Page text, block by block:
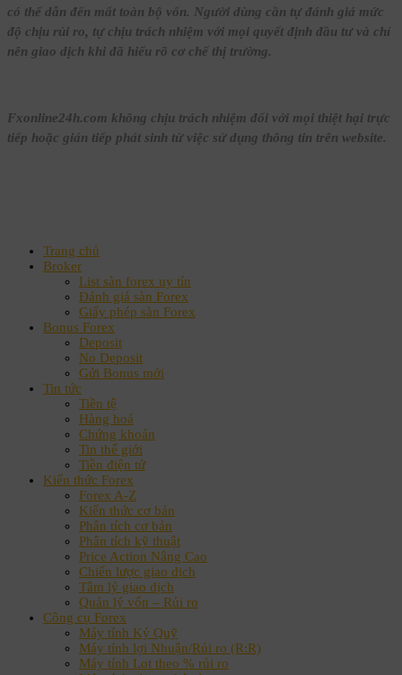
có thể dẫn đến mất toàn bộ vốn. Người dùng cần tự đánh giá mức
độ chịu rủi ro, tự chịu trách nhiệm với mọi quyết định đầu tư và chỉ
nên giao dịch khi đã hiểu rõ cơ chế thị trường.
Fxonline24h.com không chịu trách nhiệm đối với mọi thiệt hại trực
tiếp hoặc gián tiếp phát sinh từ việc sử dụng thông tin trên website.
Trang chủ
Broker
List sàn forex uy tín
Đánh giá sàn Forex
Giấy phép sàn Forex
Bonus Forex
Deposit
No Deposit
Gửi Bonus mới
Tin tức
Tiền tệ
Hàng hoá
Chứng khoán
Tin thế giới
Tiền điện tử
Kiến thức Forex
Forex A-Z
Kiến thức cơ bản
Phân tích cơ bản
Phân tích kỹ thuật
Price Action Nâng Cao
Chiến lược giao dịch
Tâm lý giao dịch
Quản lý vốn – Rủi ro
Công cụ Forex
Máy tính Ký Quỹ
Máy tính lợi Nhuận/Rủi ro (R:R)
Máy tính Lot theo % rủi ro